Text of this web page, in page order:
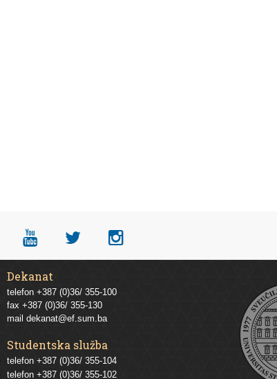
Dekanat
telefon +387 (0)36/ 355-100
fax +387 (0)36/ 355-130
mail dekanat@ef.sum.ba
Studentska služba
telefon +387 (0)36/ 355-104
telefon +387 (0)36/ 355-102